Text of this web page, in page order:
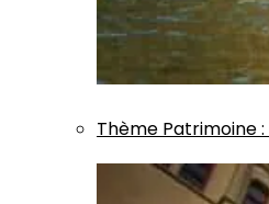
Thème Patrimoine: